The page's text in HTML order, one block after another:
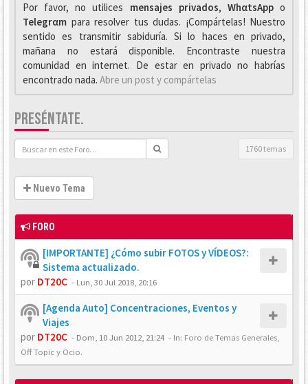
Por favor, no utilices mensajes privados, WhαtsAppo
Telegrαm para resolver tus dudas. ¡Compártelas! Nuestro
sentido es transmitir sabiduría. Si lo haces en privado,
mañana no estará disponible. Encontraste nuestra
comunidad en internet. De estar en privado no habrías
encontrado nada. Abre un post y compártelas
PRESÉNTATE.
1760 temas
Nuevo Tema
FORO
[IMPORTANTE] ¿Cómo subir FOTOS y VÍDEOS?:
Sistema actualizado.
por DT20C - Lun, 30 Jul 2018, 20:16
[Agenda Auto] Concentraciones, Eventos y
Viajes
por DT20C - Dom, 10 Jun 2012, 21:24 - In: Foro de Temas Generales,
Off Topic y Ocio.